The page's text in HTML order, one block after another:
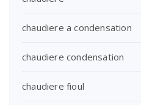
chaudiere a condensation
chaudiere condensation
chaudiere fioul